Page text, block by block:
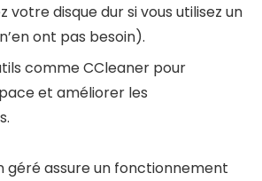
votre disque dur si vous utilisez un
ont pas besoin).
comme CCleaner pour
et améliorer les
géré assure un fonctionnement